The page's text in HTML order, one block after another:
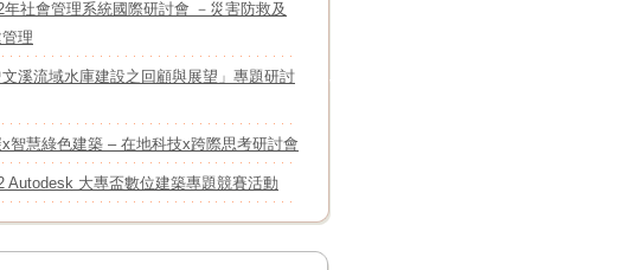
年社會管理系統國際研討會 －災害防救及
理
文溪流域水庫建設之回顧與展望」專題研討
智慧綠色建築 – 在地科技x跨際思考研討會
Autodesk 大專盃數位建築專題競賽活動